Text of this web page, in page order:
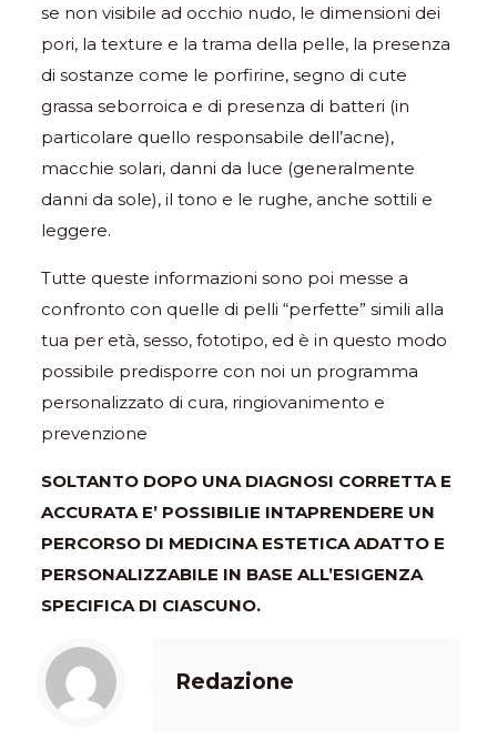
se non visibile ad occhio nudo, le dimensioni dei
pori, la texture e la trama della pelle, la presenza
di sostanze come le porfirine, segno di cute
grassa seborroica e di presenza di batteri (in
particolare quello responsabile dell’acne),
macchie solari, danni da luce (generalmente
danni da sole), il tono e le rughe, anche sottili e
leggere.
Tutte queste informazioni sono poi messe a
confronto con quelle di pelli “perfette” simili alla
tua per età, sesso, fototipo, ed è in questo modo
possibile predisporre con noi un programma
personalizzato di cura, ringiovanimento e
prevenzione
SOLTANTO DOPO UNA DIAGNOSI CORRETTA E
ACCURATA E’ POSSIBILIE INTAPRENDERE UN
PERCORSO DI MEDICINA ESTETICA ADATTO E
PERSONALIZZABILE IN BASE ALL’ESIGENZA
SPECIFICA DI CIASCUNO.
Redazione